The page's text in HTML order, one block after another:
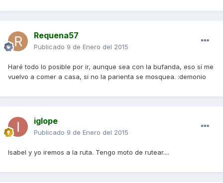
Requena57
Publicado 9 de Enero del 2015
Haré todo lo posible por ir, aunque sea con la bufanda, eso sí me
vuelvo a comer a casa, si no la parienta se mosquea. :demonio
iglope
Publicado 9 de Enero del 2015
Isabel y yo iremos a la ruta. Tengo moto de rutear....